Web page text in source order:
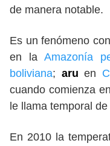
de manera notable.
Es un fenómeno
en laAmazonía
boliviana; aru en
cuando comienza
le llama temporal
En 2010 la